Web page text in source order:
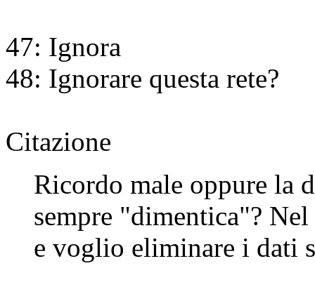
47: Ignora
48: Ignorare questa rete?
Citazione
Ricordo male oppure la
sempre "dimentica"?
e voglio eliminare i dati